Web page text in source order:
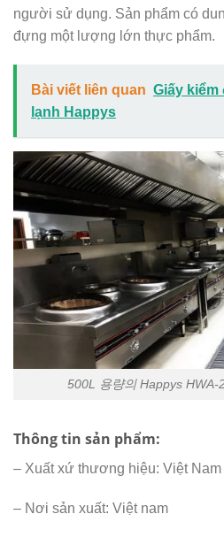
người sử dụng. Sản phẩm có
đựng một lượng lớn thực phẩm.
Bài viết liên quan Giấy
lạnh Happys
500L 용량의 Happys HWA-
Thông tin sản phẩm:
– Xuất xứ thương hiệu: Việt Nam
– Nơi sản xuất: Việt nam